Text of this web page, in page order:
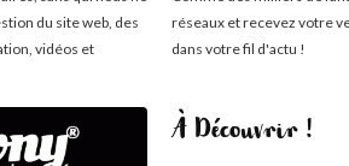
du site web, des
vidéos et
réseaux et recevez votre
dans votre fil d'actu !
À Découvrir !